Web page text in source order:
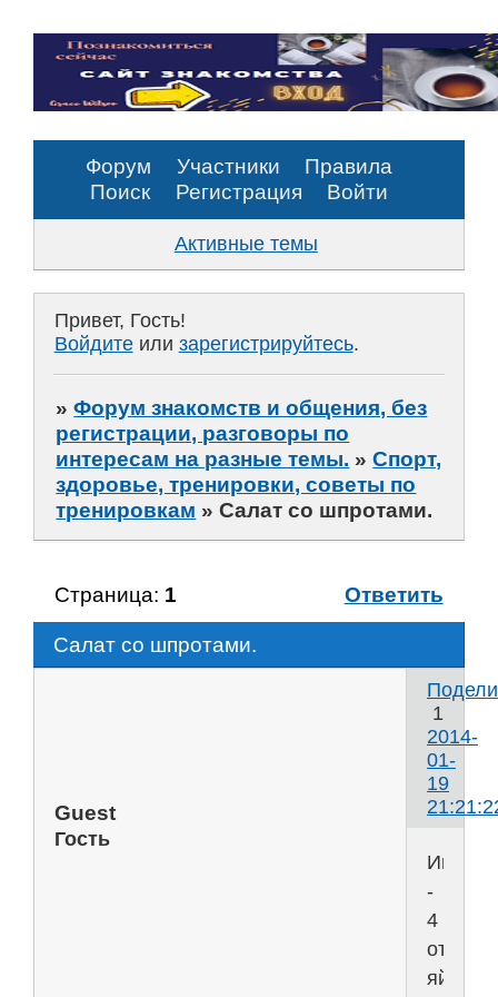
Форум Участники
Правила
Поиск
Регистрация Войти
Активные темы
Привет, Гость!
Войдитеили зарегистрируйтесь.
»Форум знакомств и общения, без
регистрации, разговоры по
интересам на разные темы. »Спорт,
здоровье, тренировки, советы по
тренировкам »Салат со шпротами.
Салат со шпротами.
Страница: 1 Ответить
1
2014-
01-
19
Guest
Гость
-
4
яйца